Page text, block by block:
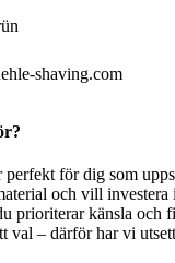
shaving.com
perfekt för dig som
och vill investera
prioriterar känsla och
val – därför har vi